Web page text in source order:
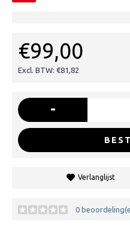
€99,00
Excl. BTW: €81,82
-
Verlanglijst
0